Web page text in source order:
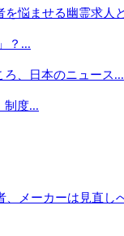
を悩ませる幽霊求人
？...
ろ、日本のニュース...
制度...
、メーカーは見直し